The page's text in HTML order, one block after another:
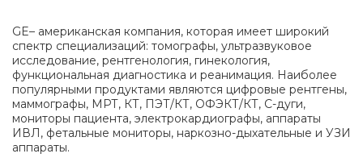
GE– американская компания, которая имеет широкий
спектр специализаций: томографы, ультразвуковое
исследование, рентгенология, гинекология,
функциональная диагностика и реанимация. Наиболее
популярными продуктами являются цифровые рентгены,
маммографы, МРТ, КТ, ПЭТ/КТ, ОФЭКТ/КТ, C-дуги,
мониторы пациента, электрокардиографы, аппараты
ИВЛ, фетальные мониторы, наркозно-дыхательные и УЗИ
аппараты.